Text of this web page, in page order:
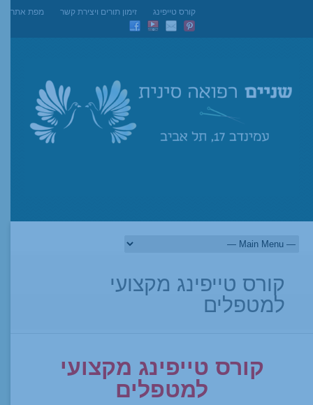
מפת אתר זימון תורים ויצירת קשר קורס טייפינג
קורס טייפינג מקצועי
למטפלים
קורס טייפינג מקצועי
למטפלים